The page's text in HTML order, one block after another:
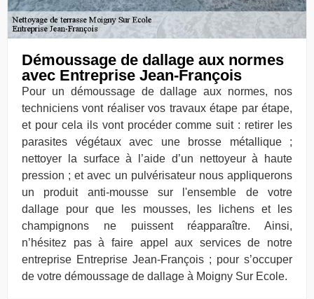
Démoussage de dallage aux normes
avec Entreprise Jean-François
Pour un démoussage de dallage aux normes, nos
techniciens vont réaliser vos travaux étape par étape,
et pour cela ils vont procéder comme suit : retirer les
parasites végétaux avec une brosse métallique ;
nettoyer la surface à l’aide d’un nettoyeur à haute
pression ; et avec un pulvérisateur nous appliquerons
un produit anti-mousse sur l'ensemble de votre
dallage pour que les mousses, les lichens et les
champignons ne puissent réapparaître. Ainsi,
n’hésitez pas à faire appel aux services de notre
entreprise Entreprise Jean-François ; pour s’occuper
de votre démoussage de dallage à Moigny Sur Ecole.